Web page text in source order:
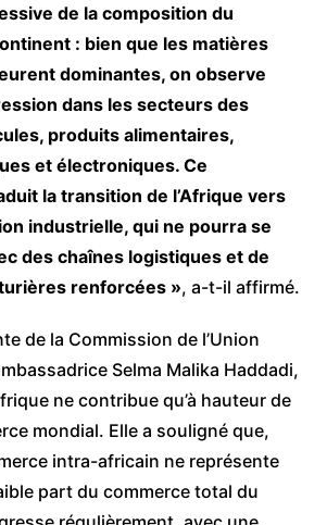
de la composition du
: bien que les matières
dominantes, on observe
dans les secteurs des
produits alimentaires,
et électroniques. Ce
la transition de l’Afrique vers
industrielle, qui ne pourra se
des chaînes logistiques et de
renforcées », a-t-il affirmé.
de la Commission de l’Union
Selma Malika Haddadi,
ne contribue qu’à hauteur de
mondial. Elle a souligné que,
intra-africain ne représente
part du commerce total du